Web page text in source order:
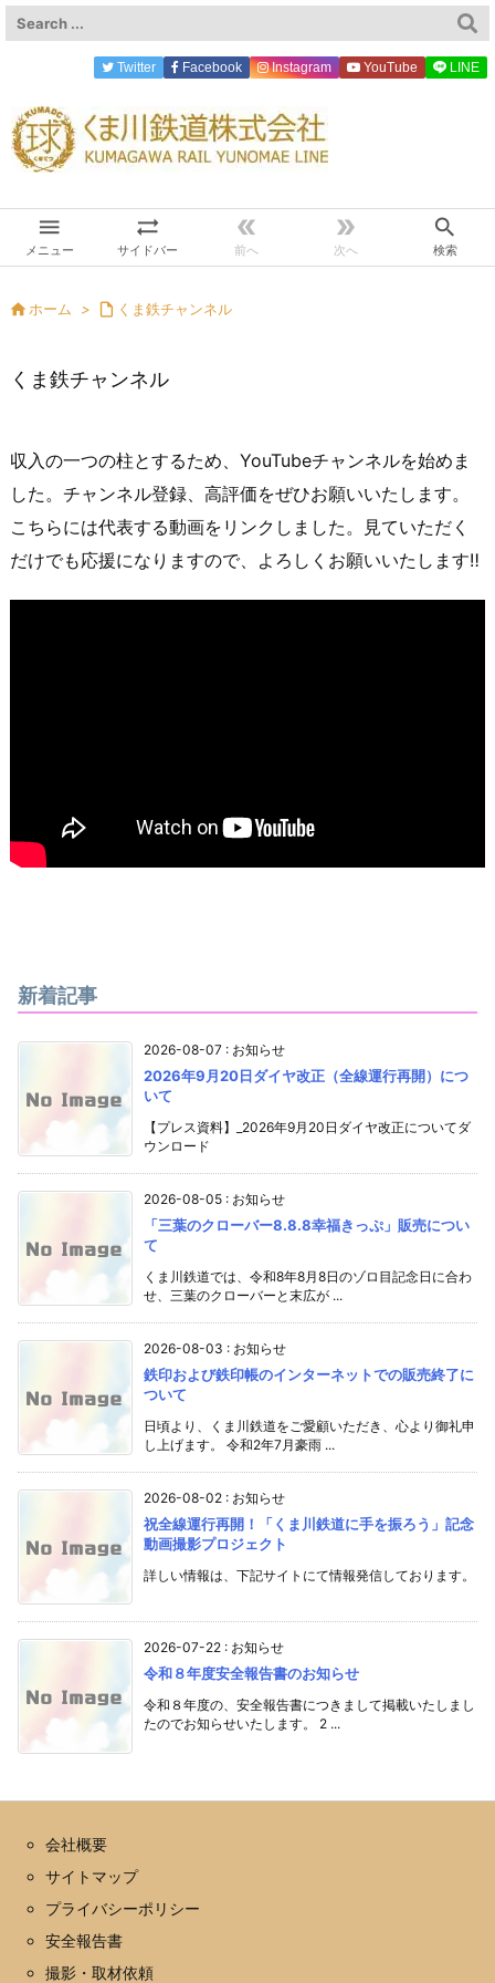

メニュー

サイドバー

前へ

次へ

検索
Twitter Facebook Instagram YouTube LINE
 ホーム >  くま鉄チャンネル
くま鉄チャンネル
収入の一つの柱とするため、YouTubeチャンネルを始めま
した。チャンネル登録、高評価をぜひお願いいたします。
こちらには代表する動画をリンクしました。見ていただく
だけでも応援になりますので、よろしくお願いいたします‼
新着記事
2026-08-07 : お知らせ
2026年9月20日ダイヤ改正（全線運行再開）につ
いて
【プレス資料】_2026年9月20日ダイヤ改正についてダ
ウンロード
2026-08-05 : お知らせ
「三葉のクローバー8.8.8幸福きっぷ」販売につい
て
くま川鉄道では、令和8年8月8日のゾロ目記念日に合わ
せ、三葉のクローバーと末広が ...
2026-08-03 : お知らせ
鉄印および鉄印帳のインターネットでの販売終了に
ついて
日頃より、くま川鉄道をご愛顧いただき、心より御礼申
し上げます。 令和2年7月豪雨 ...
2026-08-02 : お知らせ
祝全線運行再開！「くま川鉄道に手を振ろう」記念
動画撮影プロジェクト
詳しい情報は、下記サイトにて情報発信しております。
2026-07-22 : お知らせ
令和８年度安全報告書のお知らせ
令和８年度の、安全報告書につきまして掲載いたしまし
たのでお知らせいたします。 2 ...
会社概要
サイトマップ
プライバシーポリシー
安全報告書
撮影・取材依頼